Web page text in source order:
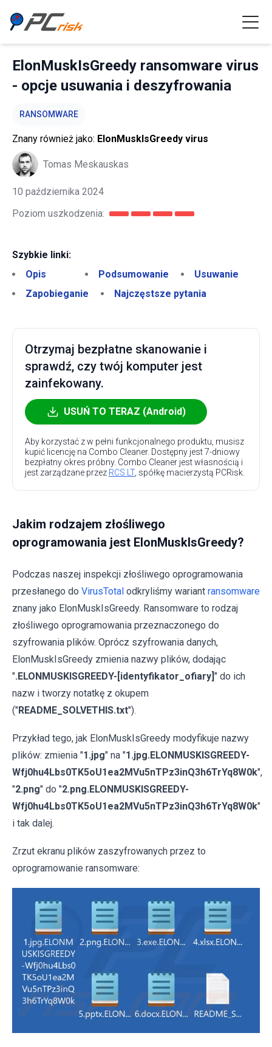
ElonMuskIsGreedy ransomware virus
- opcje usuwania i deszyfrowania
RANSOMWARE
Znany również jako: ElonMuskIsGreedy virus
Tomas Meskauskas
10 października 2024
Poziom uszkodzenia:
Szybkie linki:
Opis
Podsumowanie
Usuwanie
Zapobieganie
Najczęstsze pytania
Otrzymaj bezpłatne skanowanie i
sprawdź, czy twój komputer jest
zainfekowany.
USUŃ TO TERAZ (Android)
Aby korzystać z w pełni funkcjonalnego produktu, musisz
kupić licencję na Combo Cleaner. Dostępny jest 7-dniowy
bezpłatny okres próbny. Combo Cleaner jest własnością i
jest zarządzane przez RCS LT, spółkę macierzystą PCRisk.
Jakim rodzajem złośliwego
oprogramowania jest ElonMuskIsGreedy?
Podczas naszej inspekcji złośliwego oprogramowania
przesłanego do VirusTotal odkryliśmy wariant ransomware
znany jako ElonMuskIsGreedy. Ransomware to rodzaj
złośliwego oprogramowania przeznaczonego do
szyfrowania plików. Oprócz szyfrowania danych,
ElonMuskIsGreedy zmienia nazwy plików, dodając
".ELONMUSKISGREEDY-[identyfikator_ofiary]" do ich
nazw i tworzy notatkę z okupem
("README_SOLVETHIS.txt").
Przykład tego, jak ElonMuskIsGreedy modyfikuje nazwy
plików: zmienia "1.jpg" na "1.jpg.ELONMUSKISGREEDY-
Wfj0hu4Lbs0TK5oU1ea2MVu5nTPz3inQ3h6TrYq8W0k",
"2.png" do "2.png.ELONMUSKISGREEDY-
Wfj0hu4Lbs0TK5oU1ea2MVu5nTPz3inQ3h6TrYq8W0k"
i tak dalej.
Zrzut ekranu plików zaszyfrowanych przez to
oprogramowanie ransomware: